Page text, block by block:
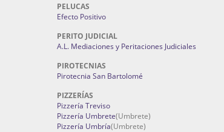
PELUCAS
Efecto Positivo
PERITO JUDICIAL
A.L. Mediaciones y Peritaciones Judiciales
PIROTECNIAS
Pirotecnia San Bartolomé
PIZZERÍAS
Pizzería Treviso
Pizzería Umbrete(Umbrete)
Pizzería Umbría(Umbrete)